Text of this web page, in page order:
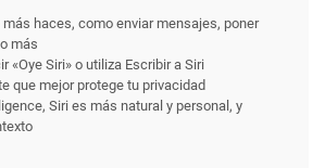
haces, como enviar mensajes, poner
más
«Oye Siri» o utiliza Escribir a Siri
que mejor protege tu privacidad
Siri es más natural y personal, y